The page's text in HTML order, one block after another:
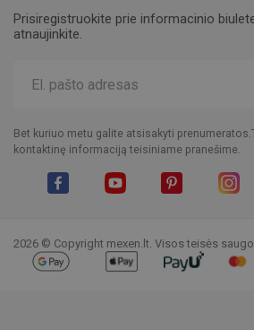
Prisiregistruokite prie informacinio
atnaujinkite.
Bet kuriuo metu galite atsisakyti
kontaktinę informaciją teisiniame pranešime.
2026 © Copyright mexen.lt. Visos teisės